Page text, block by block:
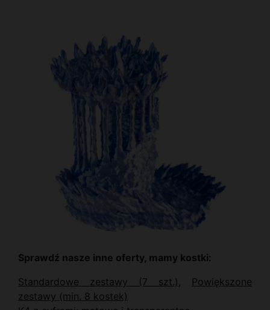
Sprawdź nasze inne oferty, mamy kostki:
Standardowe zestawy (7 szt.) , Powiększone
zestawy (min. 8 kostek)